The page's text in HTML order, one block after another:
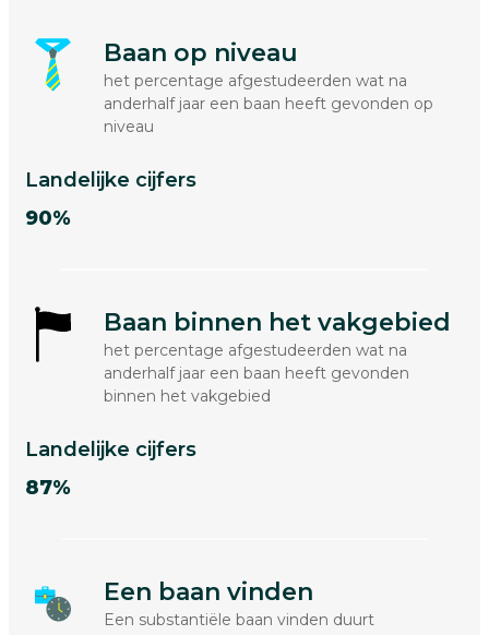
Baan op niveau
het percentage afgestudeerden wat na
anderhalf jaar een baan heeft gevonden op
niveau
Landelijke cijfers
90%
Baan binnen het vakgebied
het percentage afgestudeerden wat na
anderhalf jaar een baan heeft gevonden
binnen het vakgebied
Landelijke cijfers
87%
Een baan vinden
Een substantiële baan vinden duurt